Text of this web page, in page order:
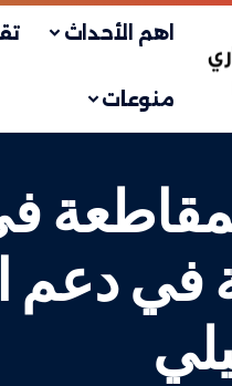
اهم الأحداث
منوعات
في دعم